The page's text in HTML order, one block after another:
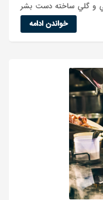
و گلي ساخته دست بشر
خواندن ادامه